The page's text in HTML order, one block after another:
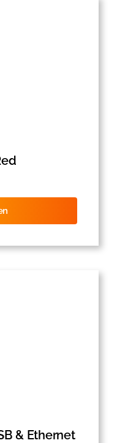
& Ethernet